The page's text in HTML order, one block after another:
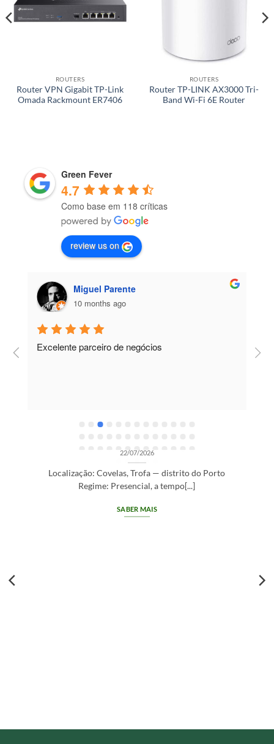
ROUTERS
Router VPN Gigabit TP-Link
Omada Rackmount ER7406
ROUTERS
Router TP-LINK AX3000 Tri-
Band Wi-Fi 6E Router
Green Fever
4.7
Como base em 118 críticas
review us on
Miguel Parente
10 months ago
Excelente parceiro de negócios
OPORTUNIDADES DE RECRUTAMENTO SEM CATEGORIA
22/07/2026
Localização: Covelas, Trofa — distrito do Porto
Regime: Presencial, a tempo[...]
SABER MAIS